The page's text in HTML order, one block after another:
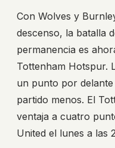
Con Wolves y
descenso, la batalla
permanencia es
Tottenham Hotspur.
un punto por
partido menos. El
ventaja a cuatro
United el lunes a las